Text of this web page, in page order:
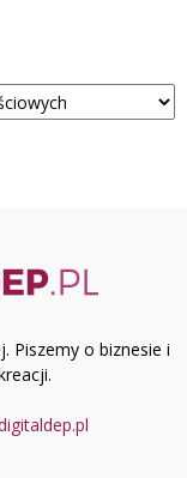
Piszemy o biznesie i